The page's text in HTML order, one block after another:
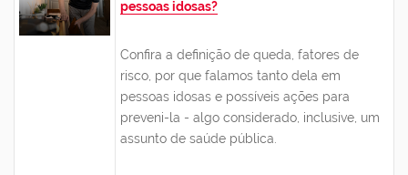
pessoas idosas?
Confira a definição de queda, fatores de
risco, por que falamos tanto dela em
pessoas idosas e possíveis ações para
preveni-la - algo considerado, inclusive, um
assunto de saúde pública